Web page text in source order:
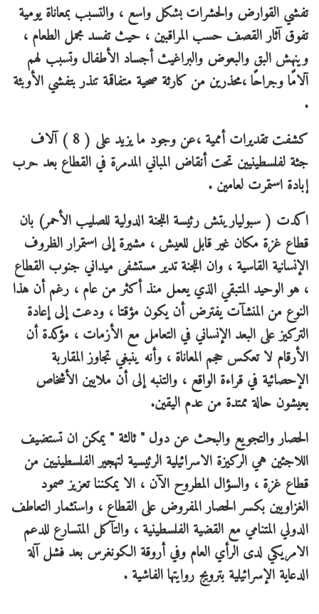
تفشي القوارض والحشرات بشكل واسع ، والتسبب بمعاناة يومية
تفوق آثار القصف حسب المراقبين ، حيث تفسد مجمل الطعام ،
وينهش البق والبعوض والبراغيث أجساد الأطفال وتسبب لهم
آلامًا وجراحًا ،محذرين من كارثة صحية متفاقمة تنذر بتفشي الأوبئة
.
كشفت تقديرات أممية ،عن وجود ما يزيد على ( 8 ) آلاف
جثة لفلسطينيين تحت أنقاض المباني المدمرة في القطاع بعد حرب
إبادة استمرت لعامين .
اكدت ( سبولياريتش رئيسة اللجنة الدولية للصليب الأحمر) بان
قطاع غزة مكان غير قابل للعيش ، مشيرة إلى استمرار الظروف
الإنسانية القاسية ، وان اللجنة تدير مستشفى ميداني جنوب القطاع
، هو الوحيد المتبقي الذي يعمل منذ أكثر من عام ، رغم أن هذا
النوع من المنشآت يفترض أن يكون مؤقتا ، ودعت إلى إعادة
التركيز على البعد الإنساني في التعامل مع الأزمات ، مؤكدة أن
الأرقام لا تعكس حجم المعاناة ، وأنه ينبغي تجاوز المقاربة
الإحصائية في قراءة الواقع ، والتنبه إلى أن ملايين الأشخاص
يعيشون حالة ممتدة من عدم اليقين.
الحصار والتجويع والبحث عن دول " ثالثة " يمكن ان تستضيف
اللاجئين هي الركيزة الاسرائيلية الرئيسية لتهجير الفلسطينيين من
قطاع غزة ، والسؤال المطروح الآن ، الا يمكننا تعزيز صمود
الغزاويين بكسر الحصار المفروض على القطاع ، واستثمار التعاطف
الدولي المتنامي مع القضية الفلسطينية ، والتآكل المتسارع للدعم
الامريكي لدى الرأي العام وفي أروقة الكونغرس بعد فشل آلة
الدعاية الإسرائيلية بترويج روايتها الفاشية .